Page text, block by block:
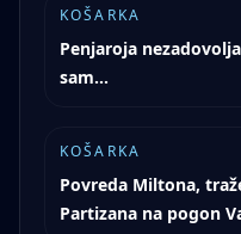
KOŠARKA
Penjaroja
sam...
KOŠARKA
Povreda Miltona,
Partizana na pogon